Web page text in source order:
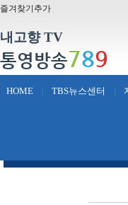
즐겨찾기추가
내고향 TV
통영방송789
HOME TBS뉴스센터